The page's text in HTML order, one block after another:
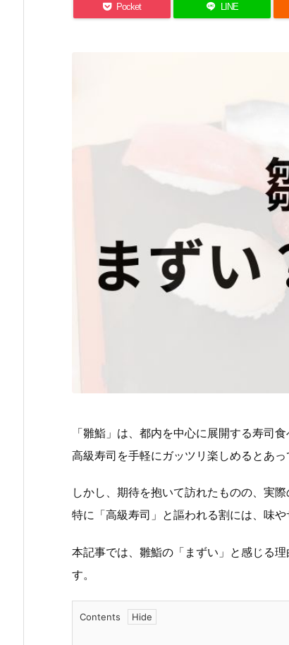
Pocket LINE
「雛鮨」は、都内を中心に展開する寿司食
高級寿司を手軽にガッツリ楽しめるとあ
しかし、期待を抱いて訪れたものの、実
特に「高級寿司」と謳われる割には、味
本記事では、雛鮨の「まずい」と感じる
す。
Contents